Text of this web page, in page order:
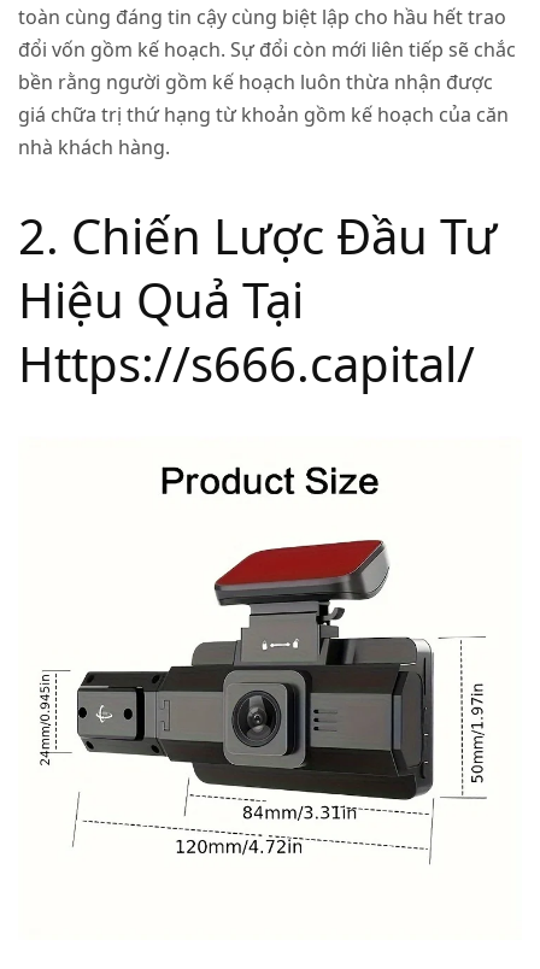
toàn cùng đáng tin cậy cùng biệt lập cho hầu hết trao
đổi vốn gồm kế hoạch. Sự đổi còn mới liên tiếp sẽ chắc
bền rằng người gồm kế hoạch luôn thừa nhận được
giá chữa trị thứ hạng từ khoản gồm kế hoạch của căn
nhà khách hàng.
2. Chiến Lược Đầu Tư
Hiệu Quả Tại
Https://s666.capital/